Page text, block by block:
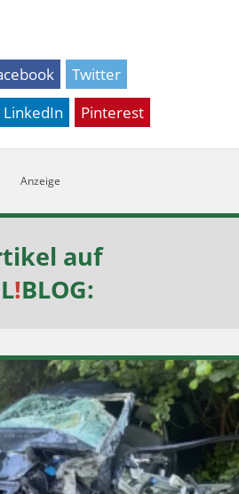
Twitter
LinkedIn Pinterest
auf
!BLOG: